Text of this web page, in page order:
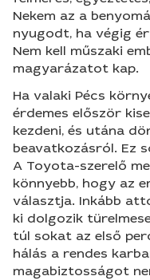
Nekem az a
nyugodt, ha végig
Nem kell műszaki
magyarázatot kap.
Ha valaki Pécs
érdemes először
kezdeni, és utána
beavatkozásról. Ez
A Toyota-szerelő
könnyebb, hogy az
választja. Inkább
ki dolgozik
túl sokat az első
hálás a rendes
magabiztosságot